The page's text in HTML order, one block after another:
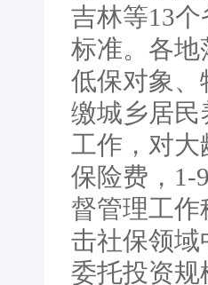
吉林等13
标准。各地
低保对象
缴城乡居
工作，对
保险费，1-
督管理工
击社保领域
委托投资规